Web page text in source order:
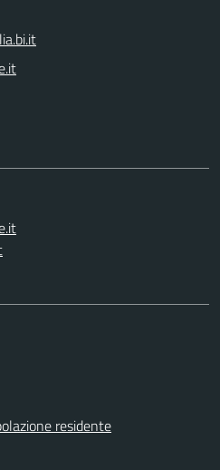
residente